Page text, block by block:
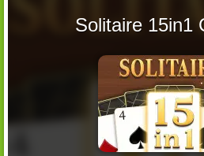
Solitaire 15in1